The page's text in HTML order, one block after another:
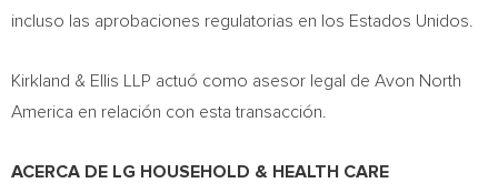
incluso las aprobaciones regulatorias en los Estados Unidos.
Kirkland & Ellis LLP actuó como asesor legal de Avon North
America en relación con esta transacción.
ACERCA DE LG HOUSEHOLD & HEALTH CARE